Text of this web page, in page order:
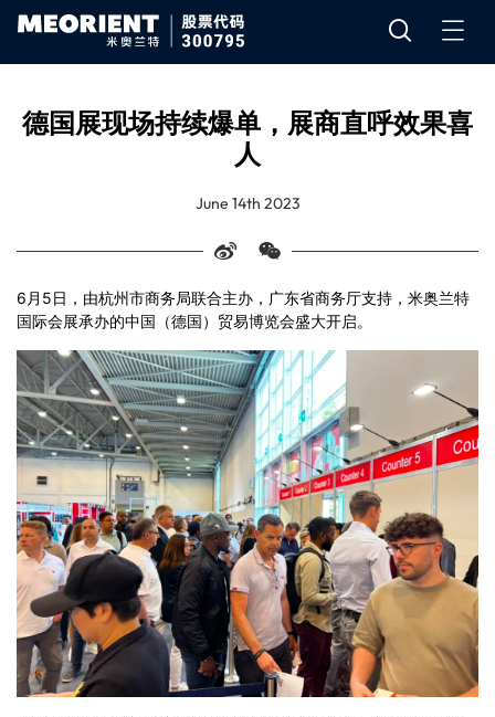
德国展现场持续爆单，展商直呼效果喜
人
June 14th 2023
6月5日，由杭州市商务局联合主办，广东省商务厅支持，米奥兰特
国际会展承办的中国（德国）贸易博览会盛大开启。